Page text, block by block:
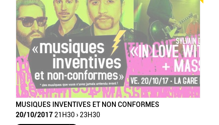
MUSIQUES INVENTIVES ET NON CONFORMES
20/10/2017 21H30 › 23H30